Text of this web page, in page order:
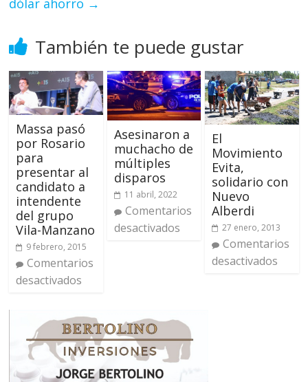
dólar ahorro →
También te puede gustar
Massa pasó
por Rosario
para
presentar al
candidato a
intendente
del grupo
Vila-Manzano
9 febrero, 2015
Comentarios
desactivados
Asesinaron a
muchacho de
múltiples
disparos
11 abril, 2022
Comentarios
desactivados
El
Movimiento
Evita,
solidario con
Nuevo
Alberdi
27 enero, 2013
Comentarios
desactivados